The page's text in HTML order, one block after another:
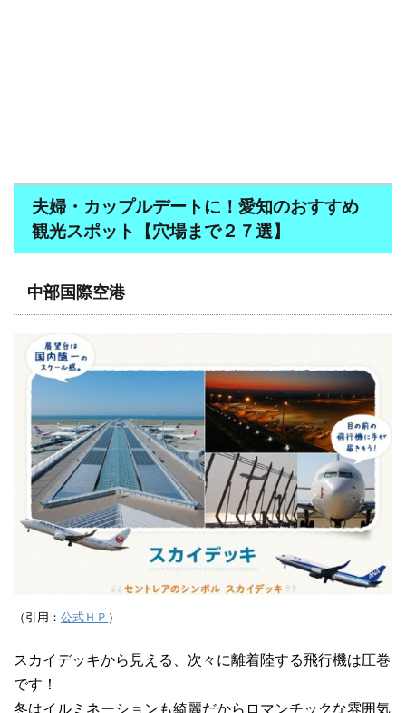
夫婦・カップルデートに！愛知のおすすめ
観光スポット【穴場まで２７選】
中部国際空港
（引用： 公式ＨＰ ）
スカイデッキから見える、次々に離着陸する飛行機は圧巻
です！
冬はイルミネーションも綺麗だからロマンチックな雰囲気